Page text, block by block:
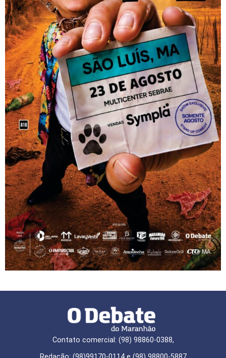
Contato comercial: (98) 98860-0388,